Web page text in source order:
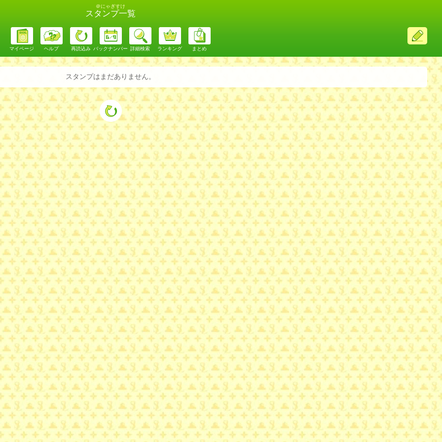
＠にゃぎすけ
スタンプ一覧
ス
レ
投
マイページ ヘルプ 再読込み バックナンバー 詳細検索 ランキング まとめ
スタンプはまだありません。